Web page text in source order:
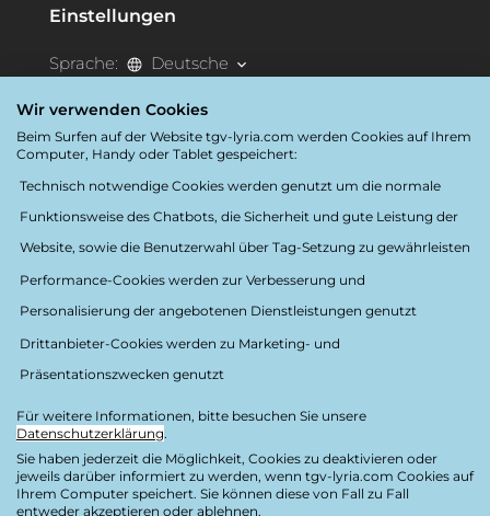
Einstellungen
Sprache:
Deutsche
Barrierefreiheit
Folgen Sie uns
Datenschutzerklärung
Rechtliche Hinweise
Credits
Wir verwenden Cookies
Beim Surfen auf der Website tgv-lyria.com werden Cookies auf Ihrem
Computer, Handy oder Tablet gespeichert:
Technisch notwendige Cookies werden genutzt um die normale
Funktionsweise des Chatbots, die Sicherheit und gute Leistung der
Website, sowie die Benutzerwahl über Tag-Setzung zu gewährleisten
Performance-Cookies werden zur Verbesserung und
Personalisierung der angebotenen Dienstleistungen genutzt
Drittanbieter-Cookies werden zu Marketing- und
Präsentationszwecken genutzt
Für weitere Informationen, bitte besuchen Sie unsere
Datenschutzerklärung.
Sie haben jederzeit die Möglichkeit, Cookies zu deaktivieren oder
jeweils darüber informiert zu werden, wenn tgv-lyria.com Cookies auf
Ihrem Computer speichert. Sie können diese von Fall zu Fall
entweder akzeptieren oder ablehnen.